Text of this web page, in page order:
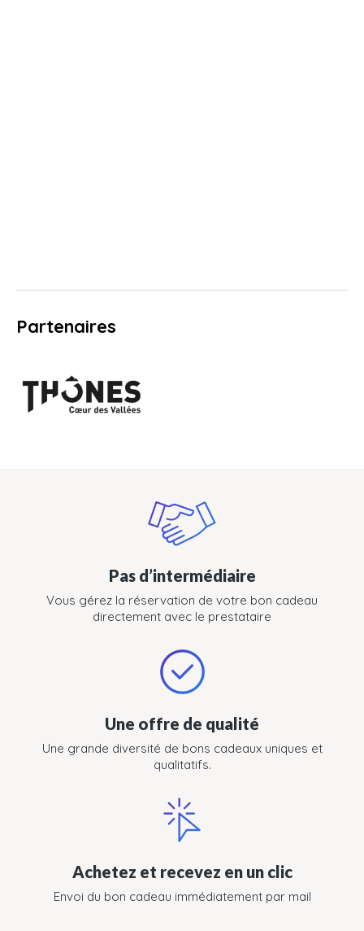
Partenaires
Pas d’intermédiaire
Vous gérez la réservation de votre bon cadeau
directement avec le prestataire
Une offre de qualité
Une grande diversité de bons cadeaux uniques et
qualitatifs.
Achetez et recevez en un clic
Envoi du bon cadeau immédiatement par mail